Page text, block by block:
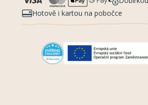
Hotově i kartou na pobočce